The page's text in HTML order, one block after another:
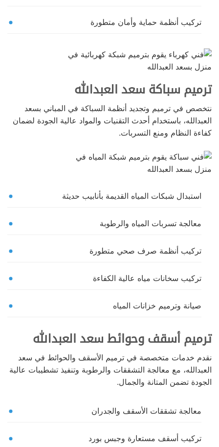
تركيب أنظمة حماية وأمان متطورة
ترميم سباكة سعد العبدالله
نتخصص في ترميم وتجديد أنظمة السباكة في المباني بسعد
العبدالله، باستخدام أحدث التقنيات والمواد عالية الجودة لضمان
كفاءة النظام ومنع التسربات.
استبدال شبكات المياه القديمة بأنابيب حديثة
معالجة تسربات المياه والرطوبة
تركيب أنظمة صرف صحي متطورة
تركيب سخانات مياه عالية الكفاءة
صيانة وترميم خزانات المياه
ترميم أسقف وحوائط سعد العبدالله
نقدم خدمات متخصصة في ترميم الأسقف والحوائط في سعد
العبدالله، مع معالجة التشققات والرطوبة وتنفيذ تشطيبات عالية
الجودة تضمن المتانة والجمال.
معالجة تشققات الأسقف والجدران
تركيب أسقف مستعارة وجبس بورد